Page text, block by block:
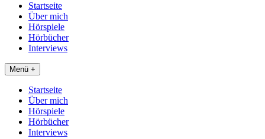
Startseite
Über mich
Hörspiele
Hörbücher
Interviews
Menü +
Startseite
Über mich
Hörspiele
Hörbücher
Interviews